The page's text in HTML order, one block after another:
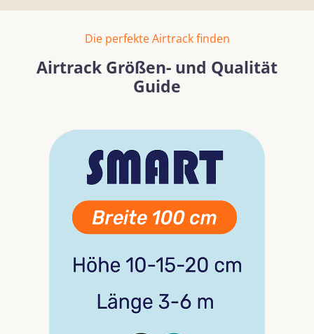
Die perfekte Airtrack finden
Airtrack Größen- und Qualität
Guide
Bildergalerie überspringen
Mehr erfahren